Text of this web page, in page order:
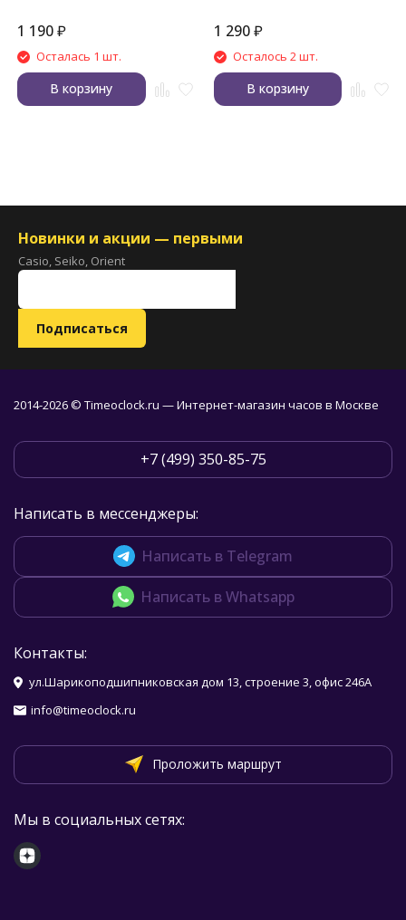
1 190₽
Осталась 1 шт.
В корзину
1 290 ₽
Осталось 2 шт.
В корзину
Новинки и акции — первыми
Casio, Seiko, Orient
2014-2026 © Timeoclock.ru — Интернет-магазин часов в Москве
+7 (499) 350-85-75
Написать в мессенджеры:
Написать в Telegram
Написать в Whatsapp
Контакты:
ул.Шарикоподшипниковская дом 13, строение 3, офис 246А
info@timeoclock.ru
Проложить маршрут
Мы в социальных сетях: